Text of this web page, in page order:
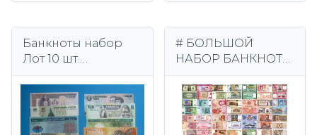
Банкноты набор
Лот 10 шт.
состояние UNC,
включая полимер
# БОЛЬШОЙ
НАБОР БАНКНОТ
БЕСПЛАТНО